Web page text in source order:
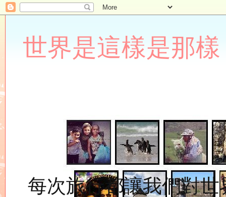
世界是這樣是那樣
每次旅行都讓我們對